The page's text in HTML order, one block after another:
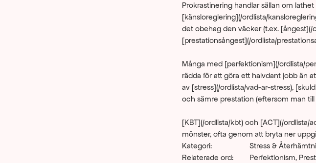
Prokrastinering handlar sällan om
[känsloreglering](/ordlista/
det obehag den väcker (t.ex. [ångest](/
[prestationsångest](/ordlista/
Många med [perfektionism](/ordlista/
rädda för att göra ett halvdant jobb än
av [stress](/ordlista/vad-ar-stress),
och sämre prestation (eftersom man
[KBT](/ordlista/kbt) och [ACT](/ordlista/
mönster, ofta genom att bryta ner
Kategori:
Stress &
Relaterade ord:
Perfektionism,